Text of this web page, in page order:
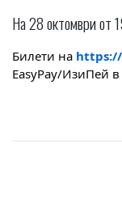
На 28 октомври от
Билети на https://
EasyPay/ИзиПей в